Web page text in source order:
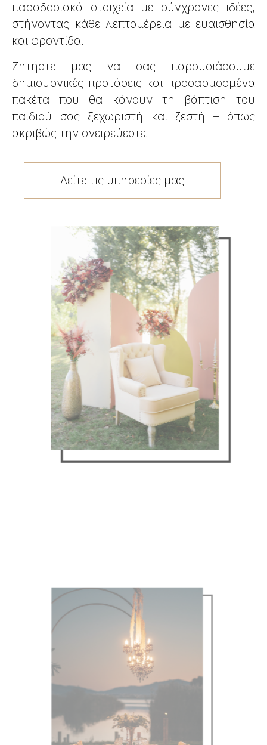
παραδοσιακά στοιχεία με σύγχρονες ιδέες,
στήνοντας κάθε λεπτομέρεια με ευαισθησία
και φροντίδα.
Ζητήστε μας να σας παρουσιάσουμε
δημιουργικές προτάσεις και προσαρμοσμένα
πακέτα που θα κάνουν τη βάπτιση του
παιδιού σας ξεχωριστή και ζεστή – όπως
ακριβώς την ονειρεύεστε.
Δείτε τις υπηρεσίες μας